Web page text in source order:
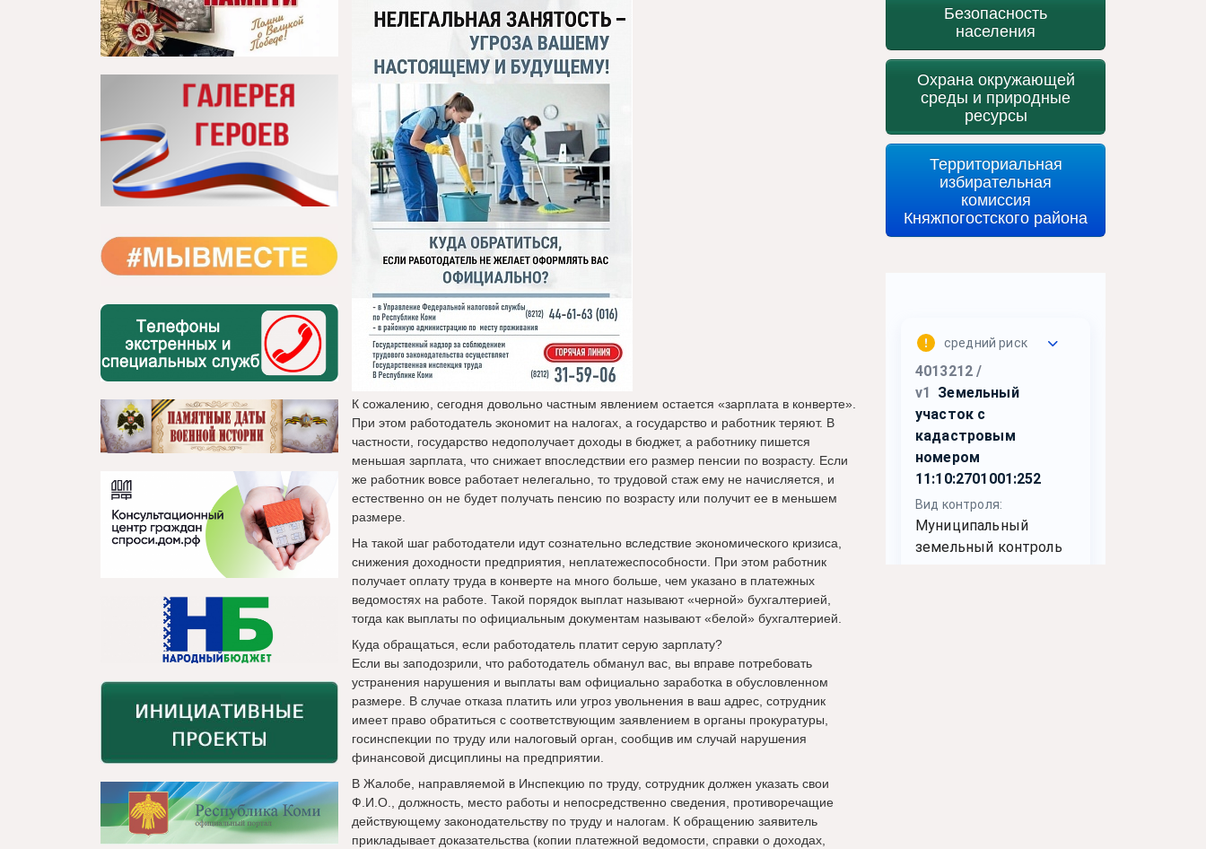
К сожалению, сегодня довольно частным явлением остается «зарплата в конверте».
При этом работодатель экономит на налогах, а государство и работник теряют. В
частности, государство недополучает доходы в бюджет, а работнику пишется
меньшая зарплата, что снижает впоследствии его размер пенсии по возрасту. Если
же работник вовсе работает нелегально, то трудовой стаж ему не начисляется, и
естественно он не будет получать пенсию по возрасту или получит ее в меньшем
размере.
На такой шаг работодатели идут сознательно вследствие экономического кризиса,
снижения доходности предприятия, неплатежеспособности. При этом работник
получает оплату труда в конверте на много больше, чем указано в платежных
ведомостях на работе. Такой порядок выплат называют «черной» бухгалтерией,
тогда как выплаты по официальным документам называют «белой» бухгалтерией.
Куда обращаться, если работодатель платит серую зарплату?
Если вы заподозрили, что работодатель обманул вас, вы вправе потребовать
устранения нарушения и выплаты вам официально заработка в обусловленном
размере. В случае отказа платить или угроз увольнения в ваш адрес, сотрудник
имеет право обратиться с соответствующим заявлением в органы прокуратуры,
госинспекции по труду или налоговый орган, сообщив им случай нарушения
финансовой дисциплины на предприятии.
В Жалобе, направляемой в Инспекцию по труду, сотрудник должен указать свои
Ф.И.О., должность, место работы и непосредственно сведения, противоречащие
действующему законодательству по труду и налогам. К обращению заявитель
прикладывает доказательства (копии платежной ведомости, справки о доходах,
Безопасность
населения
Охрана окружающей
среды и природные
ресурсы
Территориальная
избирательная
комиссия
Княжпогостского района